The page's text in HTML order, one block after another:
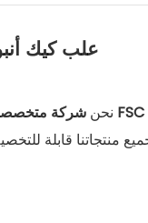
علب كيك
نحن شركة متخصصة شهادة FSC